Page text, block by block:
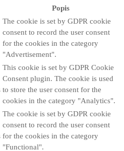
Popis
The cookie is set by GDPR cookie
consent to record the user consent
for the cookies in the category
"Advertisement".
This cookie is set by GDPR Cookie
Consent plugin. The cookie is used
to store the user consent for the
cookies in the category "Analytics".
The cookie is set by GDPR cookie
consent to record the user consent
for the cookies in the category
"Functional".